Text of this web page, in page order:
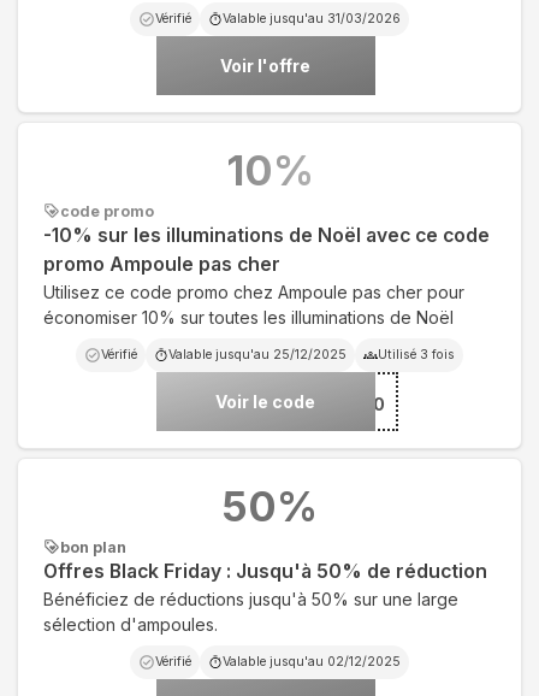
Vérifié Valable jusqu'au 31/03/2026
Voir l'offre
code promo
-10% sur les illuminations de Noël avec ce code
promo Ampoule pas cher
Utilisez ce code promo chez Ampoule pas cher pour
économiser 10% sur toutes les illuminations de Noël
Vérifié Valable jusqu'au 25/12/2025 Utilisé 3 fois
Voir le code***-XMAS-10
10%
bon plan
Offres Black Friday : Jusqu'à 50% de réduction
Bénéficiez de réductions jusqu'à 50% sur une large
sélection d'ampoules.
Vérifié Valable jusqu'au 02/12/2025
50%